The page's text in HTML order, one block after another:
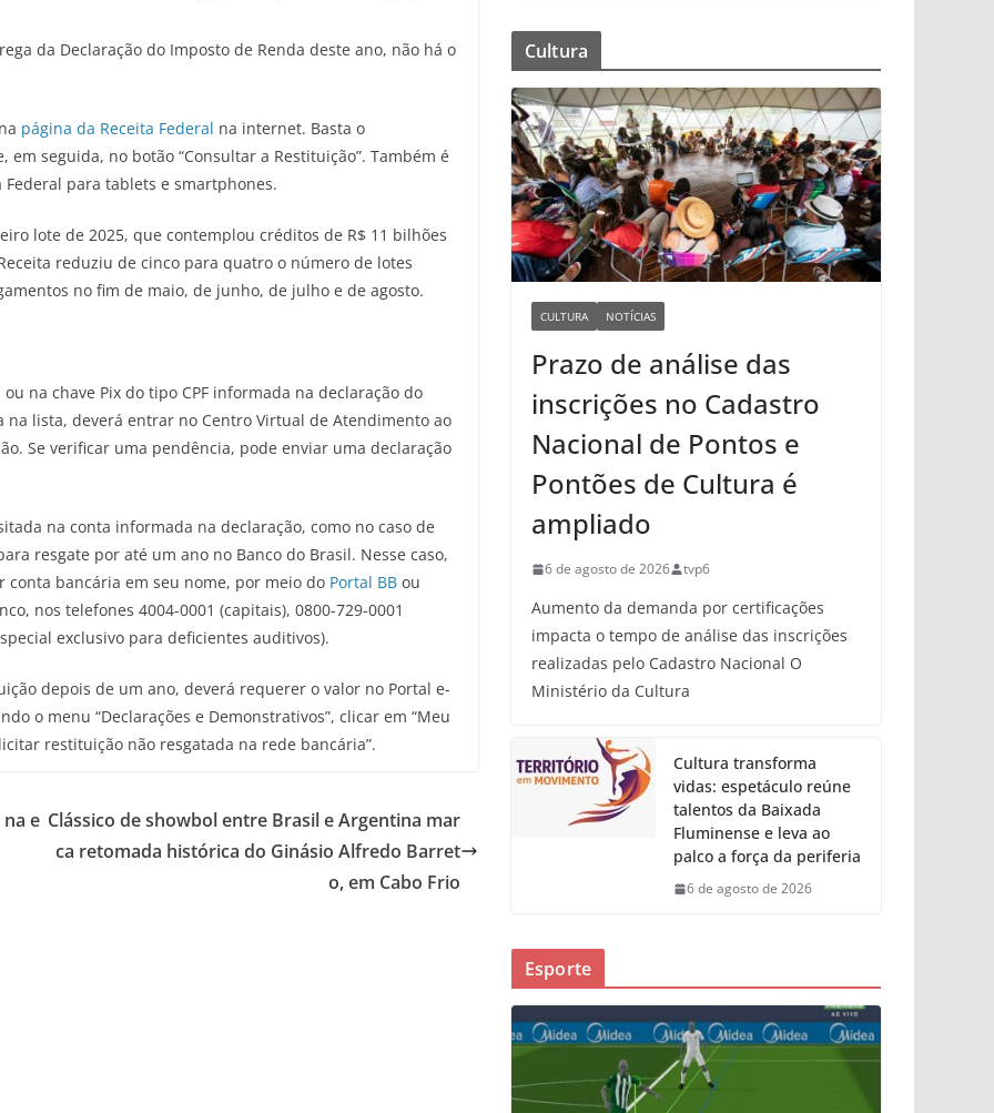
da Declaração do Imposto de Renda deste ano, não há o
página da Receita Federal na internet. Basta o
seguida, no botão “Consultar a Restituição”. Também é
para tablets e smartphones.
lote de 2025, que contemplou créditos de R$ 11 bilhões
reduziu de cinco para quatro o número de lotes
no fim de maio, de junho, de julho e de agosto.
na chave Pix do tipo CPF informada na declaração do
na lista, deverá entrar no Centro Virtual de Atendimento ao
Se verificar uma pendência, pode enviar uma declaração
na conta informada na declaração, como no caso de
resgate por até um ano no Banco do Brasil. Nesse caso,
bancária em seu nome, por meio do Portal BB ou
nos telefones 4004-0001 (capitais), 0800-729-0001
exclusivo para deficientes auditivos).
depois de um ano, deverá requerer o valor no Portal e-
o menu “Declarações e Demonstrativos”, clicar em “Meu
restituição não resgatada na rede bancária”.
e Clássico de showbol entre Brasil e Argentina mar
ca retomada histórica do Ginásio Alfredo Barret
o, em Cabo Frio
Cultura
CULTURA NOTÍCIAS
Prazo de análise das
inscrições no Cadastro
Nacional de Pontos e
Pontões de Cultura é
ampliado
6 de agosto de 2026 tvp6
Aumento da demanda por certificações
impacta o tempo de análise das inscrições
realizadas pelo Cadastro Nacional O
Ministério da Cultura
Cultura transforma
vidas: espetáculo reúne
talentos da Baixada
Fluminense e leva ao
palco a força da periferia
6 de agosto de 2026
Esporte